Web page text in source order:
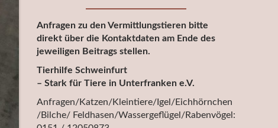
Anfragen zu den Vermittlungstieren bitte
direkt über die Kontaktdaten am Ende des
jeweiligen Beitrags stellen.
Tierhilfe Schweinfurt
– Stark für Tiere in Unterfranken e.V.
Anfragen/Katzen/Kleintiere/Igel/Eichhörnchen
/Bilche/ Feldhasen/Wassergeflügel/Rabenvögel: